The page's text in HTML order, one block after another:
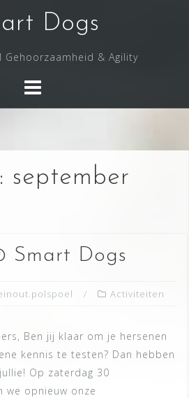
Dogs
Gehoorzaamheid & Agility
september
Smart Dogs
Activiteiten
Ben jij klaar om je hersenen
kennis te testen? Dan hebben
Op zaterdag 30
we opnieuw onze